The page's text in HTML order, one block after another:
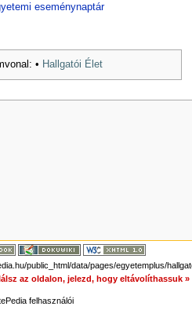
eseménynaptár
• Hallgatói Élet
public_html/data/pages/egyetemplus/
az oldalon, jelezd, hogy eltávolíthassuk »
felhasználói